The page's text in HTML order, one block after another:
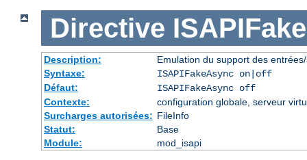
Directive
Description:
Emulation du support des
Syntaxe:
ISAPIFakeAsync on|off
Défaut:
ISAPIFakeAsync off
Contexte:
configuration globale, serveur
Surcharges autorisées: FileInfo
Statut:
Base
Module:
mod_isapi